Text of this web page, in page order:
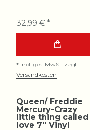
32,99 € *
* incl. ges. MwSt. zzgl.
Versandkosten
Queen/ Freddie
Mercury-Crazy
little thing called
love 7'' Vinyl